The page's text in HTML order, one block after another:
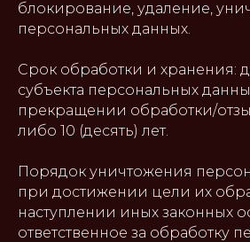
блокирование, удаление,
персональных данных.
Срок обработки и хранения:
субъекта персональных
прекращении обработки/
либо 10 (десять) лет.
Порядок уничтожения
при достижении цели их
наступлении иных законных
ответственное за обработку